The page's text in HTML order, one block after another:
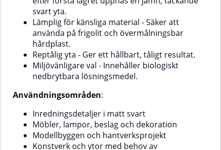
och konstprojektPassar för både
inomhus- och
utomhusbrukBruksanvisningSå
använder du Dupli-Color Next
RAL 9010 Pure White Matt:1.
Förbered ytanSe till att
underlaget är rent, torrt och fritt
från fett. Ta bort smuts och lösa
partiklar.2. Skydda
sprutdimma bör ytor runt
Vid tidigare alkydmålningLåt ytan
torka minst 7 dagar innan
applicering av Pure White Matt.4.
Förbered burkenSkaka burken
för både inomhus- och
använder du Dupli-Color Next
RAL 9005 Jet Black Blank:1.
torr och helt fri från fett. Avlägsna
smuts och lösa partiklar.2.
Skydda omgivningenTrots låg
sprutdimma bör
med Jet Black Blank.4. Förbered
sprayburkenSkaka noggrant i
minst 3 minuter. Provspraya
gärna för att säkerställa färg och
svart yta.
Lämplig för känsliga material - Säker att
använda på frigolit och övermålningsbar
hårdplast.
Reptålig yta - Ger ett hållbart, tåligt resultat.
Miljövänligare val - Innehåller biologiskt
nedbrytbara lösningsmedel.
Användningsområden:
Inredningsdetaljer i matt svart
Möbler, lampor, beslag och dekoration
Modellbyggen och hantverksprojekt
Konstverk och ytor med behov av